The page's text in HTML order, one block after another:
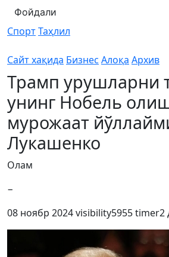
Фойдали
СпортТаҳлил
Сайт хақида Бизнес Алоқа Архив
Трамп урушларни
унинг Нобель
мурожаат
Лукашенко
Олам
−
08 ноябр 2024visibility5955timer2